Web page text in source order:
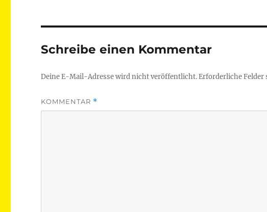
Schreibe einen Kommentar
Deine E-Mail-Adresse wird nicht veröffentlicht.Erforderliche Felder
KOMMENTAR *